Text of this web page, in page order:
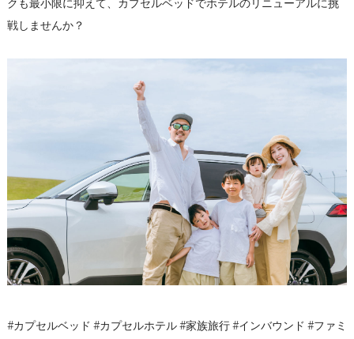
クも最小限に抑えて、カプセルベッドでホテルのリニューアルに挑
戦しませんか？
#カプセルベッド #カプセルホテル #家族旅行 #インバウンド #ファミ